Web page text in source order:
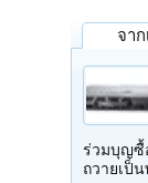
จา
ร่วมบุญซื้
ถวายเป็